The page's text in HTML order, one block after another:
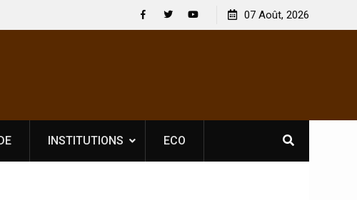
Jahboy se
[France-Présidentielle 2027] Les enjeux de
souveraineté démocratique sévèrement touchés ?
07 Août, 2026
INSTITUTIONS ECO